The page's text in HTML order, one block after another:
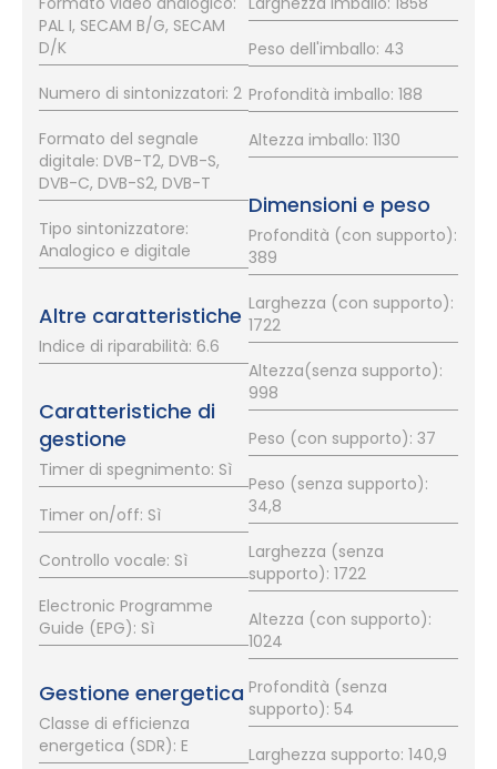
PAL I, SECAM B/G, SECAM
D/K
Numero di sintonizzatori: 2
Formato del segnale
digitale: DVB-T2, DVB-S,
DVB-C, DVB-S2, DVB-T
Tipo sintonizzatore:
Analogico e digitale
Altre caratteristiche
Indice di riparabilità: 6.6
Caratteristiche di
gestione
Timer di spegnimento: Sì
Timer on/off: Sì
Controllo vocale: Sì
Electronic Programme
Guide (EPG): Sì
Gestione energetica
Classe di efficienza
energetica (SDR): E
Peso dell'imballo: 43
Profondità imballo: 188
Altezza imballo: 1130
Dimensioni e peso
Profondità (con supporto):
389
Larghezza (con supporto):
1722
Altezza(senza supporto):
998
Peso (con supporto): 37
Peso (senza supporto):
34,8
Larghezza (senza
supporto): 1722
Altezza (con supporto):
1024
Profondità (senza
supporto): 54
Larghezza supporto: 140,9